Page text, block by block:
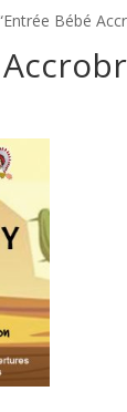
Bébé